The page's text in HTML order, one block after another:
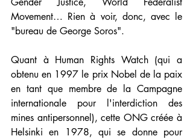
Movement… Rien à voir, donc, avec le
"bureau de George Soros".
Quant à Human Rights Watch (qui a
obtenu en 1997 le prix Nobel de la paix
en tant que membre de la Campagne
internationale pour l'interdiction des
mines antipersonnel), cette ONG créée à
Helsinki en 1978, qui se donne pour